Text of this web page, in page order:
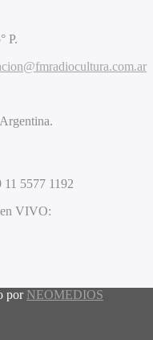
P.
11 5577 1192
en VIVO:
por NEOMEDIOS